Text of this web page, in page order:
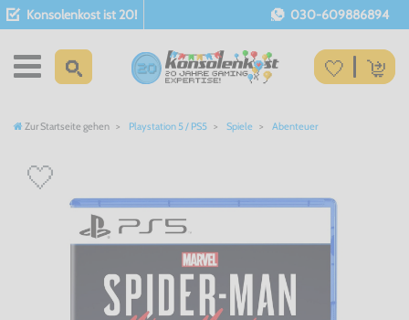
Konsolenkost ist 20! 030-609886894
Zur Startseite gehen Playstation 5 / PS5 Spiele Abenteuer